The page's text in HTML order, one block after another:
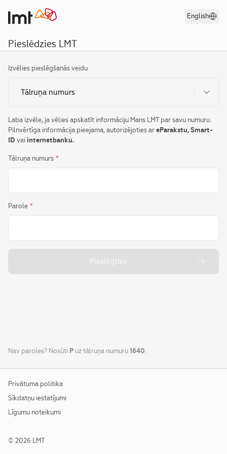
English
Pieslēdzies LMT
Izvēlies pieslēgšanās veidu
Tālruņa numurs
Laba izvēle, ja vēlies apskatīt informāciju Mans LMT par savu numuru.
Pilnvērtīga informācija pieejama, autorizējoties areParakstu, Smart-
ID vaiinternetbanku.
Tālruņa numurs *
Parole *
Pieslēgties
Nav paroles? Nosūti P uz tālruņa numuru1640.
Privātuma politikaĀrējā saite (atveras jaunā cilnē)
Sīkdatņu iestatījumi
Līgumu noteikumiĀrējā saite (atveras jaunā cilnē)
© 2026 LMT